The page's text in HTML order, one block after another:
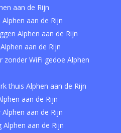
aan de Rijn
aan de Rijn
Alphen aan de Rijn
aan de Rijn
zonder WiFi gedoe Alphen
thuis Alphen aan de Rijn
aan de Rijn
aan de Rijn
Alphen aan de Rijn